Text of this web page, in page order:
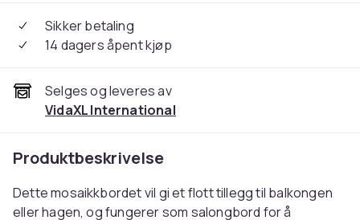
Sikker betaling
14 dagers åpent kjøp
Selges og leveres av
VidaXL International
Produktbeskrivelse
Dette mosaikkbordet vil gi et flott tillegg til balkongen
eller hagen, og fungerer som salongbord for å